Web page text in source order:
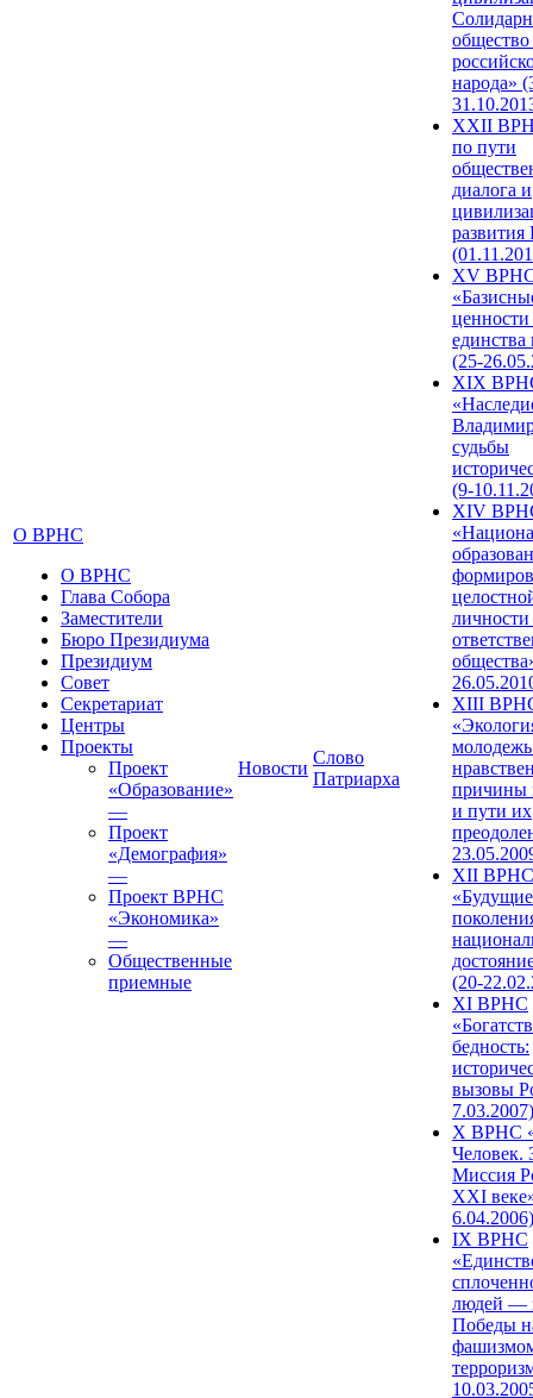
О ВРНС
О ВРНС
Глава Собора
Заместители
Бюро Президиума
Президиум
Совет
Секретариат
Центры
Проекты
Проект
«Образование»
—
Проект
«Демография»
—
Проект ВРНС
«Экономика»
—
Общественные
приемные
Новости
Слово
Патриарха
народа»
XXII
по пути
диалога и
развития
XV
единства
(25-
XIX
судьбы
(9-
XIV
XIII
причины
и пути их
XII ВРНС
«Будущие
(20-
XI ВРНС
бедность:
вызовы
7.03.2007)
X ВРНС
Человек.
Миссия
XXI
6.04.2006)
IX ВРНС
людей —
Победы